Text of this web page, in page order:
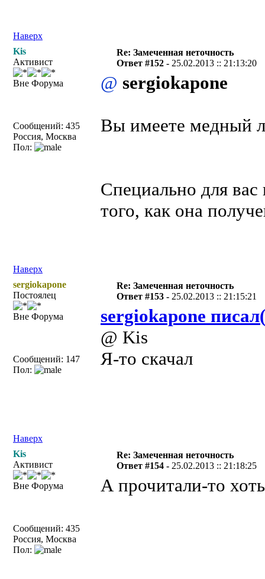
Наверх
Kis
Активист
Вне Форума
Сообщений: 435
Россия, Москва
Пол:
Re: Замеченная неточность
Ответ #152 - 25.02.2013 :: 21:13:20
@ sergiokapone
Вы имеете медный
Специально для
того, как она
Наверх
sergiokapone
Постоялец
Вне Форума
Сообщений: 147
Пол:
Re: Замеченная неточность
Ответ #153 - 25.02.2013 :: 21:15:21
sergiokapone
@ Kis
Я-то скачал
Наверх
Kis
Активист
Вне Форума
Сообщений: 435
Россия, Москва
Пол:
Re: Замеченная неточность
Ответ #154 - 25.02.2013 :: 21:18:25
А прочитали-то